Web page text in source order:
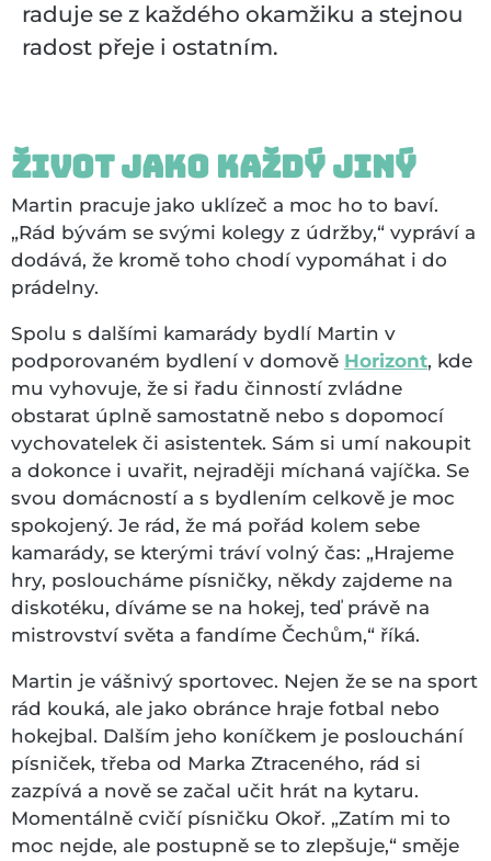
raduje se z každého okamžiku a stejnou
radost přeje i ostatním.
Život jako každý jiný
Martin pracuje jako uklízeč a moc ho to baví.
„Rád bývám se svými kolegy z údržby,“ vypráví a
dodává, že kromě toho chodí vypomáhat i do
prádelny.
Spolu s dalšími kamarády bydlí Martin v
podporovaném bydlení v domově Horizont, kde
mu vyhovuje, že si řadu činností zvládne
obstarat úplně samostatně nebo s dopomocí
vychovatelek či asistentek. Sám si umí nakoupit
a dokonce i uvařit, nejraději míchaná vajíčka. Se
svou domácností a s bydlením celkově je moc
spokojený. Je rád, že má pořád kolem sebe
kamarády, se kterými tráví volný čas: „Hrajeme
hry, posloucháme písničky, někdy zajdeme na
diskotéku, díváme se na hokej, teď právě na
mistrovství světa a fandíme Čechům,“ říká.
Martin je vášnivý sportovec. Nejen že se na sport
rád kouká, ale jako obránce hraje fotbal nebo
hokejbal. Dalším jeho koníčkem je poslouchání
písniček, třeba od Marka Ztraceného, rád si
zazpívá a nově se začal učit hrát na kytaru.
Momentálně cvičí písničku Okoř. „Zatím mi to
moc nejde, ale postupně se to zlepšuje,“ směje